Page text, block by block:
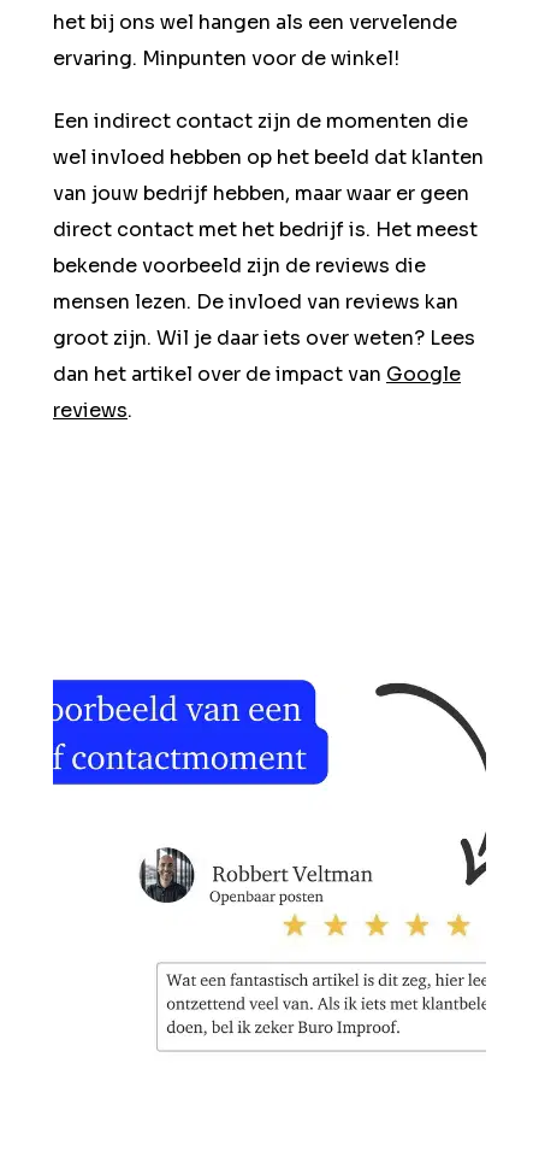
het bij ons wel hangen als een vervelende
ervaring. Minpunten voor de winkel!
Een indirect contact zijn de momenten die
wel invloed hebben op het beeld dat klanten
van jouw bedrijf hebben, maar waar er geen
direct contact met het bedrijf is. Het meest
bekende voorbeeld zijn de reviews die
mensen lezen. De invloed van reviews kan
groot zijn. Wil je daar iets over weten? Lees
dan het artikel over de impact van Google
reviews.